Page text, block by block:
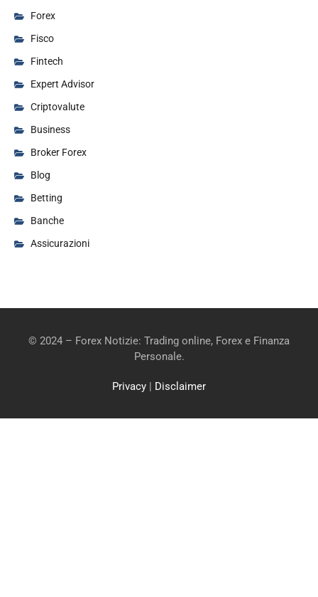
Forex
Fisco
Fintech
Expert Advisor
Criptovalute
Business
Broker Forex
Blog
Betting
Banche
Assicurazioni
© 2024 – Forex Notizie: Trading online, Forex e Finanza
Personale.
Privacy | Disclaimer